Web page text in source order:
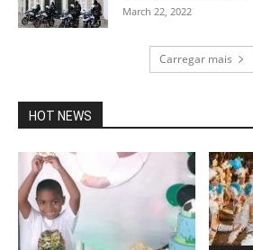
March 22, 2022
Carregar mais
HOT NEWS